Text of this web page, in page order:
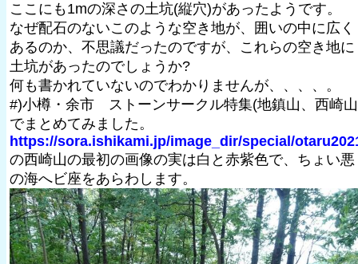
ここにも1mの深さの土坑(縦穴)があったようです。
なぜ配石のないこのような空き地が、囲いの中に広く
あるのか、不思議だったのですが、これらの空き地に
土坑があったのでしょうか?
何も書かれていないのでわかりませんが、、、、。
#)小樽・余市 ストーンサークル特集(地鎮山、西崎
でまとめてみました。
https://sora.ishikami.jp/image_dir/special/
の西崎山の最初の画像の実は白と赤紫色で、ちょい悪
の海へビ座をあらわします。